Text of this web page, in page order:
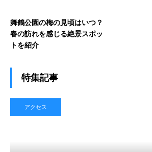
舞鶴公園の梅の見頃はいつ？
春の訪れを感じる絶景スポッ
トを紹介
特集記事
アクセス